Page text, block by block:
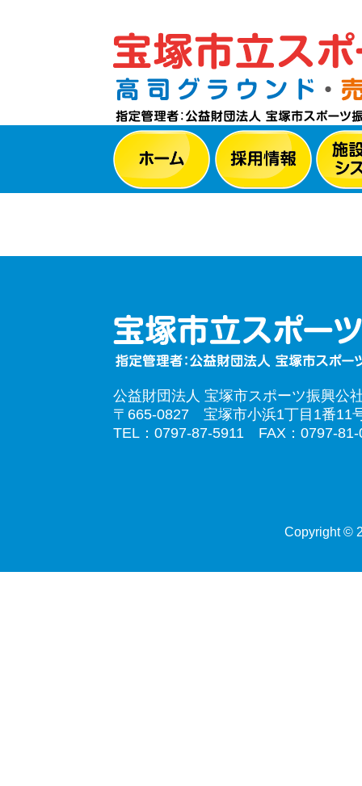
公益財団法人 宝塚市スポーツ振興公
〒665-0827 宝塚市小浜1丁目1番11
TEL：0797-87-5911 FAX：0797-81-
Copyright ©